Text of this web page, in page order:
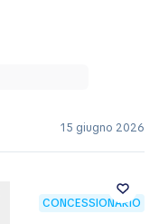
15 giugno 2026
CONCESSIONARIO